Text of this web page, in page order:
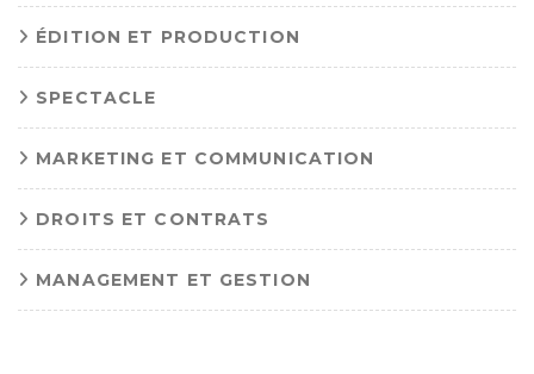
ÉDITION ET PRODUCTION
SPECTACLE
MARKETING ET COMMUNICATION
DROITS ET CONTRATS
MANAGEMENT ET GESTION